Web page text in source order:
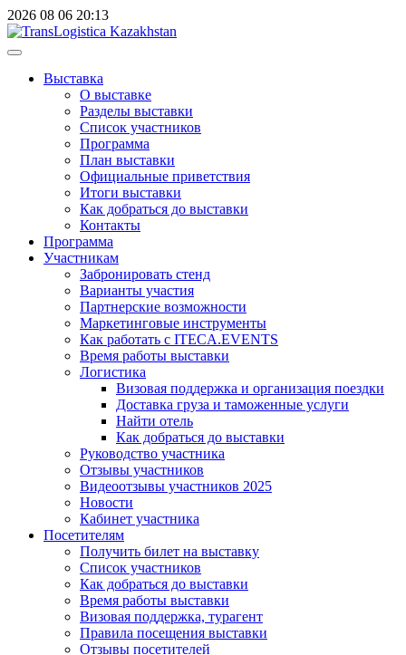
2026 08 06 20:13
Выставка
О выставке
Разделы выставки
Список участников
Программа
План выставки
Официальные приветствия
Итоги выставки
Как добраться до выставки
Контакты
Программа
Участникам
Забронировать стенд
Варианты участия
Партнерские возможности
Маркетинговые инструменты
Как работать с ITECA.EVENTS
Время работы выставки
Логистика
Визовая поддержка и организация поездки
Доставка груза и таможенные услуги
Найти отель
Как добраться до выставки
Руководство участника
Отзывы участников
Видеоотзывы участников 2025
Новости
Кабинет участника
Посетителям
Получить билет на выставку
Список участников
Как добраться до выставки
Время работы выставки
Визовая поддержка, турагент
Правила посещения выставки
Отзывы посетителей